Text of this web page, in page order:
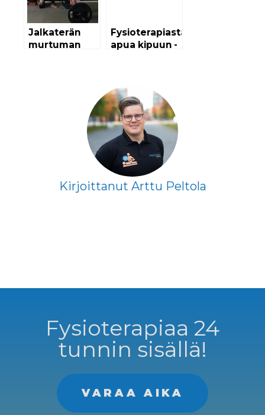
Jalkaterän
murtuman
Fysioterapiasta
apua kipuun -
Kirjoittanut Arttu Peltola
Fysioterapiaa 24
tunnin sisällä!
VARAA AIKA